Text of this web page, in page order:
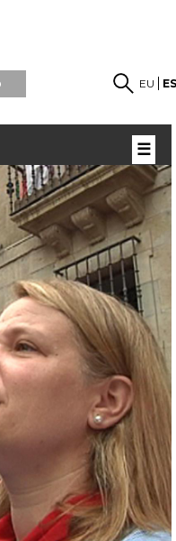
EU
☰